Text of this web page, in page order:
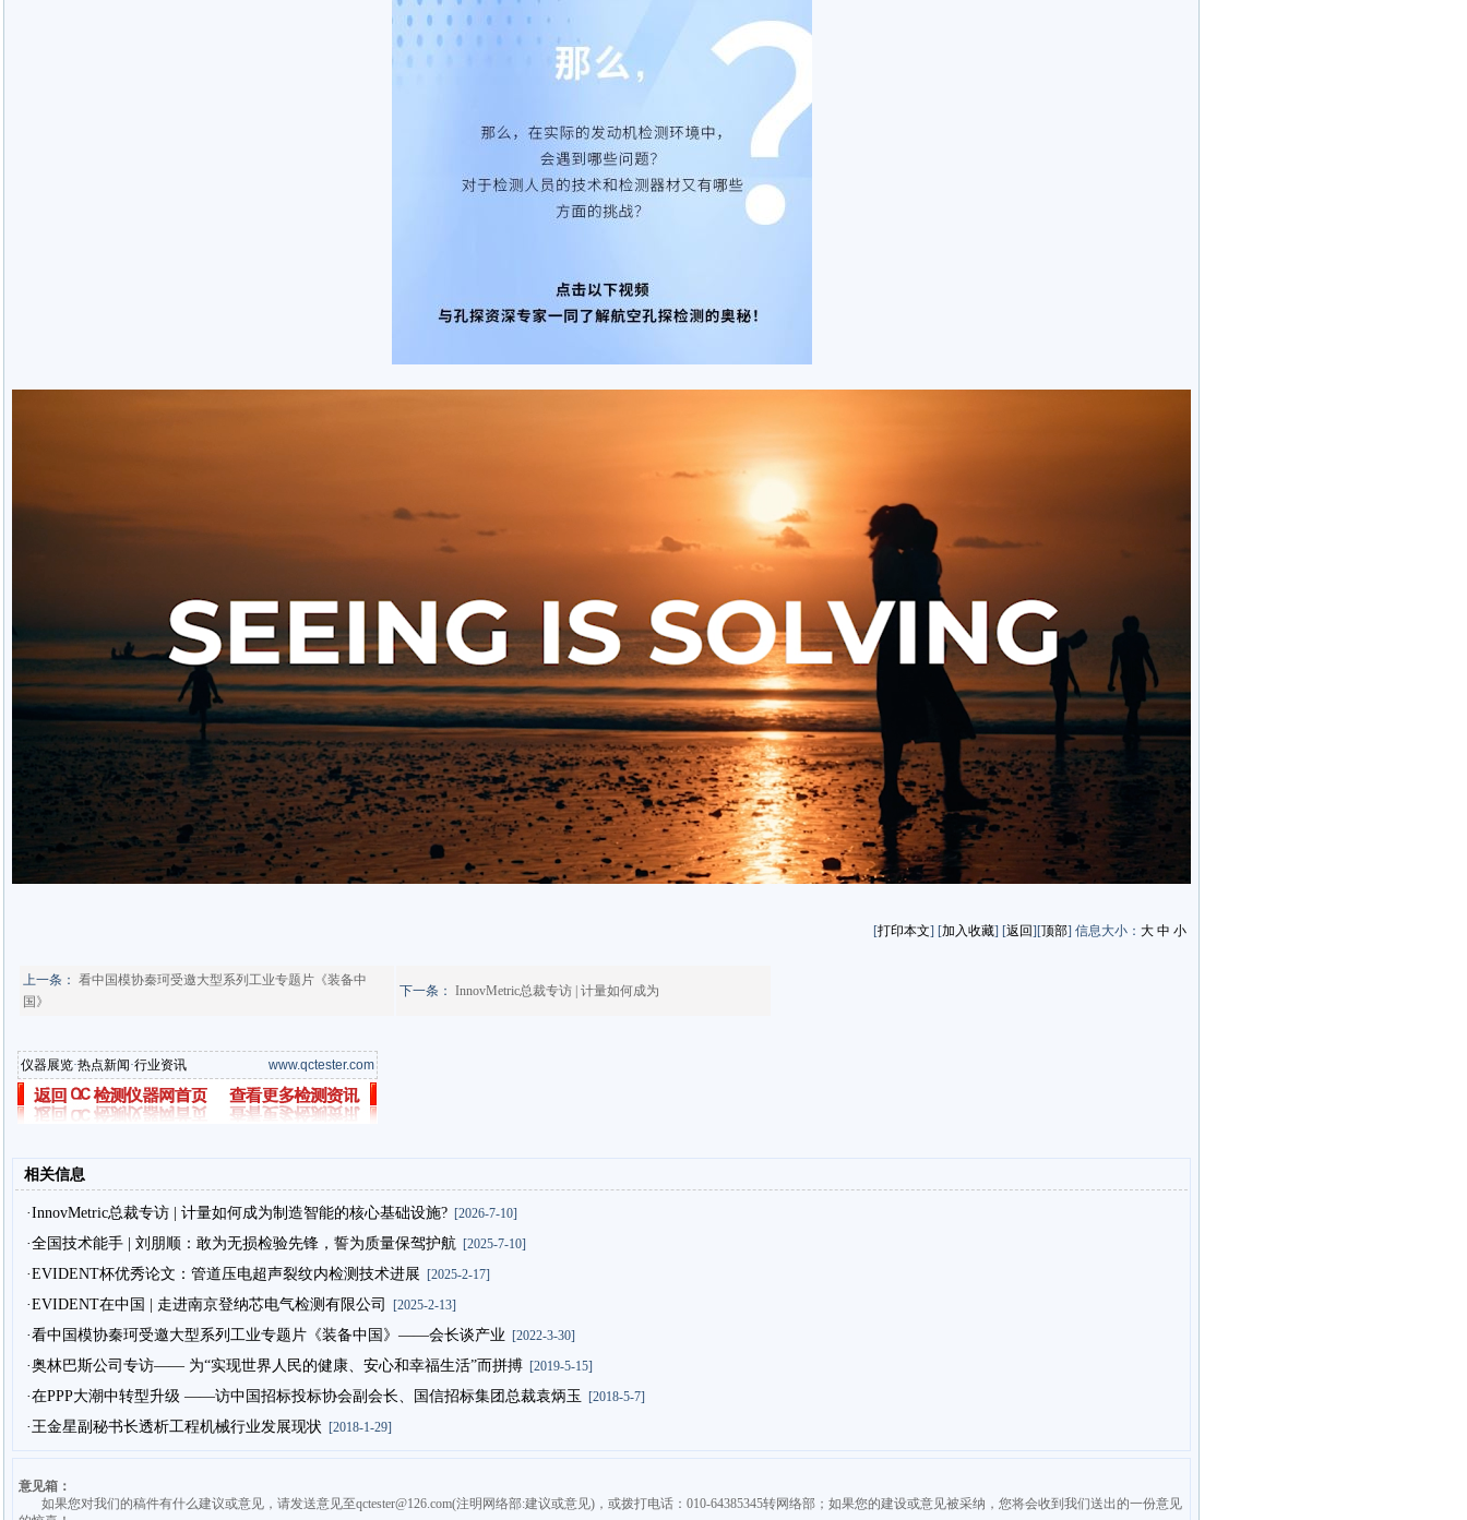
[打印本文] [加入收藏] [返回][顶部] 信息大小： 大 中 小
上一条： 看中国模协秦珂受邀大型系列工业专题片《装备中
国》
下一条： InnovMetric总裁专访 | 计量如何成为
仪器展览·热点新闻·行业资讯 www.qctester.com
相关信息
·InnovMetric总裁专访 | 计量如何成为制造智能的核心基础设施? [2026-7-10]
·全国技术能手 | 刘朋顺：敢为无损检验先锋，誓为质量保驾护航 [2025-7-10]
·EVIDENT杯优秀论文：管道压电超声裂纹内检测技术进展 [2025-2-17]
·EVIDENT在中国 | 走进南京登纳芯电气检测有限公司 [2025-2-13]
·看中国模协秦珂受邀大型系列工业专题片《装备中国》——会长谈产业 [2022-3-30]
·奥林巴斯公司专访—— 为“实现世界人民的健康、安心和幸福生活”而拼搏 [2019-5-15]
·在PPP大潮中转型升级 ——访中国招标投标协会副会长、国信招标集团总裁袁炳玉 [2018-5-7]
·王金星副秘书长透析工程机械行业发展现状 [2018-1-29]
意见箱：
如果您对我们的稿件有什么建议或意见，请发送意见至qctester@126.com(注明网络部:建议或意见)，或拨打电话：010-64385345转网络部；如果您的建设或意见被采纳，您将会收到我们送出的一份意见